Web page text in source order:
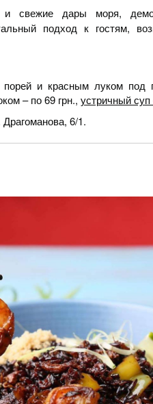
и свежие дары моря,
подход к гостям,
и красным луком
– по 69 грн., устричный суп
6/1.